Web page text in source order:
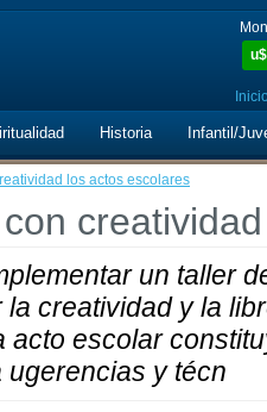
u$
Historia Infantil/
los actos escolares
un taller
creatividad y la
acto escolar
y técn